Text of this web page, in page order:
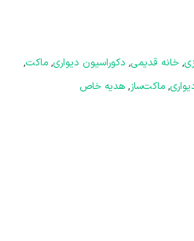
, خانه قدیمی, دکوراسیون دیواری, ماکت,
, ماکت‌ساز, هدیه خاص